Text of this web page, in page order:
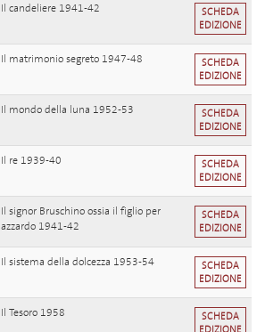
Il candeliere 1941-42
SCHEDA
EDIZIONE
Il matrimonio segreto 1947-48
SCHEDA
EDIZIONE
Il mondo della luna 1952-53
SCHEDA
EDIZIONE
Il re 1939-40
SCHEDA
EDIZIONE
Il signor Bruschino ossia il figlio per
azzardo 1941-42
SCHEDA
EDIZIONE
Il sistema della dolcezza 1953-54
SCHEDA
EDIZIONE
Il Tesoro 1958
SCHEDA